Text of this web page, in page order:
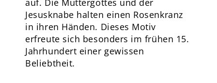
auf. Die Muttergottes und der
Jesusknabe halten einen Rosenkranz
in ihren Händen. Dieses Motiv
erfreute sich besonders im frühen 15.
Jahrhundert einer gewissen
Beliebtheit.